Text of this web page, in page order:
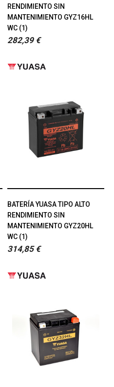
RENDIMIENTO SIN
MANTENIMIENTO GYZ16HL
WC (1)
282,39 €
BATERÍA YUASA TIPO ALTO
RENDIMIENTO SIN
MANTENIMIENTO GYZ20HL
WC (1)
314,85 €